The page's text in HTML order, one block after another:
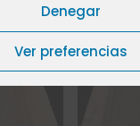
Denegar
Ver preferencias